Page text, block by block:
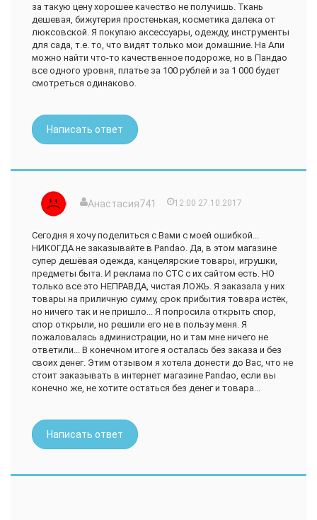
за такую цену хорошее качество не получишь. Ткань
дешевая, бижутерия простенькая, косметика далека от
люксовской. Я покупаю аксессуары, одежду, инструменты
для сада, т.е. то, что видят только мои домашние. На Али
можно найти что-то качественное подороже, но в Пандао
все одного уровня, платье за 100 рублей и за 1 000 будет
смотреться одинаково.
Написать ответ
Анастасия741 12:00 27.10.2017
Сегодня я хочу поделиться с Вами с моей ошибкой...
НИКОГДА не заказывайте в Pandao. Да, в этом магазине
супер дешёвая одежда, канцелярские товары, игрушки,
предметы быта. И реклама по СТС с их сайтом есть. НО
только все это НЕПРАВДА, чистая ЛОЖЬ. Я заказала у них
товары на приличную сумму, срок прибытия товара истёк,
но ничего так и не пришло... Я попросила открыть спор,
спор открыли, но решили его не в пользу меня. Я
пожаловалась администрации, но и там мне ничего не
ответили... В конечном итоге я осталась без заказа и без
своих денег. Этим отзывом я хотела донести до Вас, что не
стоит заказывать в интернет магазине Pandao, если вы
конечно же, не хотите остаться без денег и товара...
Написать ответ